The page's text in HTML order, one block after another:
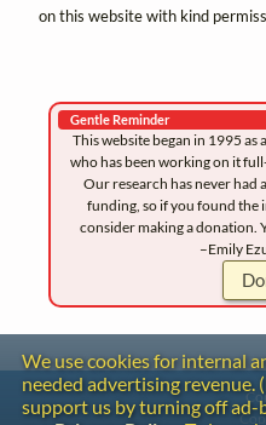
on this website with kind
Gentle Reminder
This website began in 1995 as
who has been working on it
Our research has never
funding, so if you found the
consider making a donation.
–Emily
We use cookies for internal
needed advertising revenue.
support us by turning off ad-